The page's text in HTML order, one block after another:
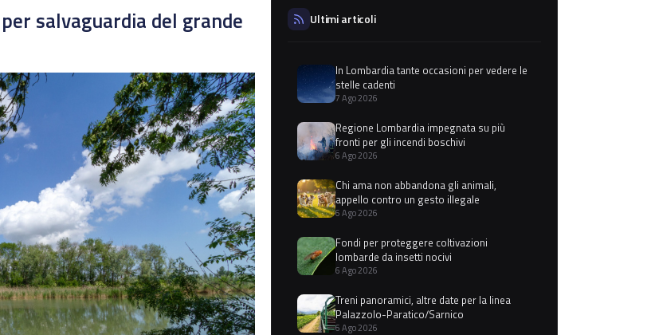
salvaguardia del grande Ultimi articoli
In Lombardia tante occasioni per vedere le
stelle cadenti
7 Ago 2026
Regione Lombardia impegnata su più
fronti per gli incendi boschivi
6 Ago 2026
Chi ama non abbandona gli animali,
appello contro un gesto illegale
6 Ago 2026
Fondi per proteggere coltivazioni
lombarde da insetti nocivi
6 Ago 2026
Treni panoramici, altre date per la linea
Palazzolo-Paratico/Sarnico
6 Ago 2026